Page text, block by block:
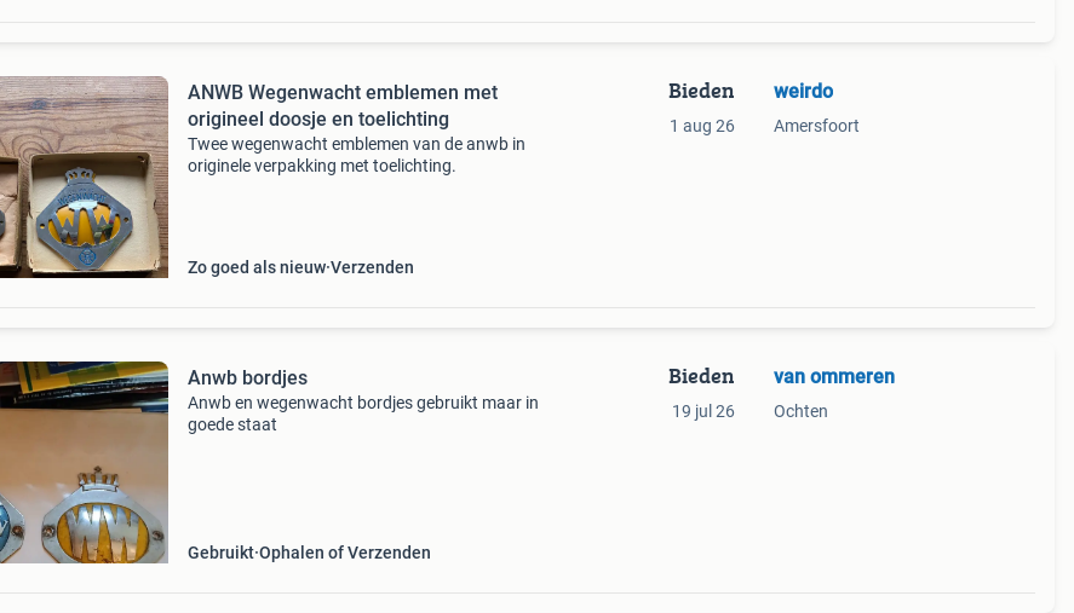
ANWB Wegenwacht emblemen met
origineel doosje en toelichting
Twee wegenwacht emblemen van de anwb in
originele verpakking met toelichting.
Zo goed als nieuw Verzenden
Bieden
1 aug 26
weirdo
Amersfoort
Anwb bordjes
Anwb en wegenwacht bordjes gebruikt maar in
goede staat
Gebruikt Ophalen of Verzenden
Bieden
19 jul 26
van ommeren
Ochten